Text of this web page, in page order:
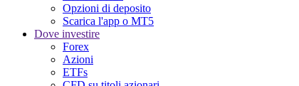
Opzioni di deposito
Scarica l'app o MT5
Dove investire
Forex
Azioni
ETFs